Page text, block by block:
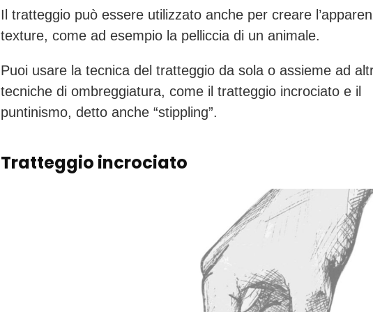
Il tratteggio può essere utilizzato anche per creare
texture, come ad esempio la pelliccia di un animale.
Puoi usare la tecnica del tratteggio da sola o assieme ad
tecniche di ombreggiatura, come il tratteggio incrociato e il
puntinismo, detto anche “stippling”.
Tratteggio incrociato